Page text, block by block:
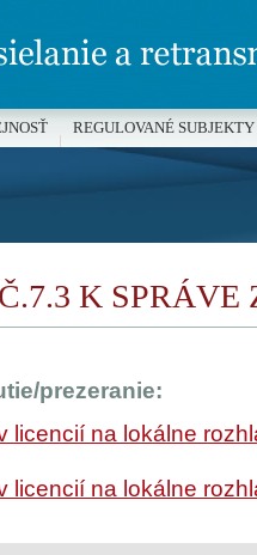
K SPRÁVE
prezeranie:
licencií na lokálne
licencií na lokálne
REGULOVANÉ SUBJEKTY